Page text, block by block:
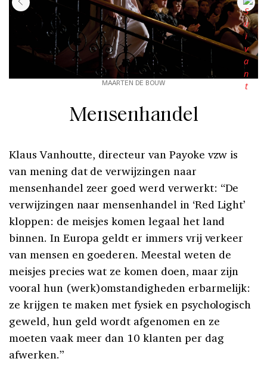
MAARTEN DE BOUW
Mensenhandel
Klaus Vanhoutte, directeur van Payoke vzw is
van mening dat de verwijzingen naar
mensenhandel zeer goed werd verwerkt: “De
verwijzingen naar mensenhandel in ‘Red Light’
kloppen: de meisjes komen legaal het land
binnen. In Europa geldt er immers vrij verkeer
van mensen en goederen. Meestal weten de
meisjes precies wat ze komen doen, maar zijn
vooral hun (werk)omstandigheden erbarmelijk:
ze krijgen te maken met fysiek en psychologisch
geweld, hun geld wordt afgenomen en ze
moeten vaak meer dan 10 klanten per dag
afwerken.”